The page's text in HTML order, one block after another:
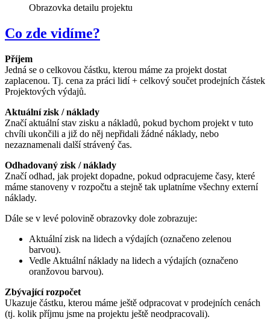
Obrazovka detailu projektu
Co zde vidíme?
Příjem
Jedná se o celkovou částku, kterou máme za projekt dostat
zaplacenou. Tj. cena za práci lidí + celkový součet prodejních částek
Projektových výdajů.
Aktuální zisk / náklady
Značí aktuální stav zisku a nákladů, pokud bychom projekt v tuto
chvíli ukončili a již do něj nepřidali žádné náklady, nebo
nezaznamenali další strávený čas.
Odhadovaný zisk / náklady
Značí odhad, jak projekt dopadne, pokud odpracujeme časy, které
máme stanoveny v rozpočtu a stejně tak uplatníme všechny externí
náklady.
Dále se v levé polovině obrazovky dole zobrazuje:
Aktuální zisk na lidech a výdajích (označeno zelenou
barvou).
Vedle Aktuální náklady na lidech a výdajích (označeno
oranžovou barvou).
Zbývající rozpočet
Ukazuje částku, kterou máme ještě odpracovat v prodejních cenách
(tj. kolik příjmu jsme na projektu ještě neodpracovali).